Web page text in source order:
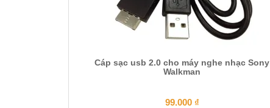
Cáp sạc usb 2.0 cho máy nghe nhạc Sony
Walkman
99.000 ₫